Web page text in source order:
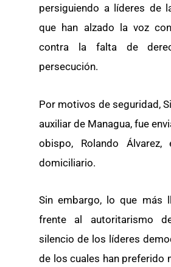
persiguiendo a líderes de
que han alzado la voz
contra la falta de
persecución.
Por motivos de seguridad,
auxiliar de Managua, fue
obispo, Rolando
domiciliario.
Sin embargo, lo que más
frente al autoritarismo
silencio de los líderes
de los cuales han preferido